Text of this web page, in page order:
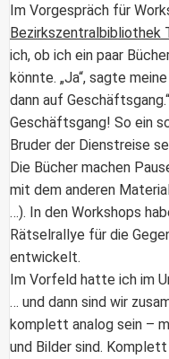
Im Vorgespräch für
Bezirkszentralbibliothek
ich, ob ich ein paar
könnte. „Ja“, sagte
dann auf Geschäftsgang.“
Geschäftsgang! So ein
Bruder der Dienstreise
Die Bücher machen
mit dem anderen
…). In den Workshops
Rätselrallye für die
entwickelt.
Im Vorfeld hatte ich im
… und dann sind wir
komplett analog sein –
und Bilder sind.